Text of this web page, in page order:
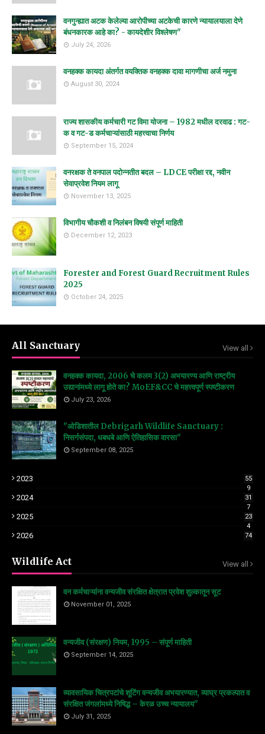
वनगुन्ह्यात अटक केलेल्या आरोपीच्या अटकेची कारणे न्यायालयाला देणे
बंधनकारक आहे का? - कायदेशीर विश्लेषण"
July 24, 2026
वनहक्क कायदा अंतर्गत वयक्तिक वनहक्क दावा मागणीचा अर्ज नमुना
August 30, 2024
राज्य शासकीय कर्मचारी गट विमा योजना – 1982 मधील दरवाढ : गट-
क व गट-ड कर्मचाऱ्यांसाठी महत्त्वाचा निर्णय
September 15, 2024
वनरक्षक ते वनपाल पदोन्नतीत बदल – LDCE परीक्षा रद्द, नवीन
सेवाप्रवेश नियम लागू
November 13, 2025
विभागीय चौकशी व निलंबन विषयी संपूर्ण माहिती
December 12, 2023
Forester and Forest Guard Recruitment Rules
2025
October 24, 2025
All Sanctuary View all
वनहक्क कायदा, 2006 चे कलम 3(2) अभयारण्य आणि राष्ट्रीय
उद्यानांमध्ये लागू होते का? MoEF&CC चे महत्त्वपूर्ण स्पष्टीकरण
July 23, 2026
"ओडिशातील Debrigarh Wildlife Sanctuary :
निसर्गसंपदा, धबधबे आणि ऐतिहासिक वारसा"
September 08, 2025
2023
55
9
2024
31
7
2025
23
4
2026 74
Wildlife Act View all
वन कर्मचाऱ्यांना वन्यजीव संरक्षित क्षेत्रात प्रवेश शुल्कातून सूट
November 01, 2025
वन्यजीव (संरक्षण) नियम, 1995 – संपूर्ण माहिती
September 14, 2025
व्यावसायिक चित्रपटांचे शूटिंग वन्यजीव अभयारण्यात, व्याघ्र प्रकल्पात व
संरक्षित जंगलांमध्ये निषिद्ध – केरळ उच्च न्यायालय"
July 31, 2025